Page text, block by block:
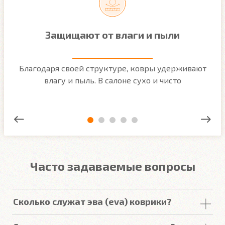
Защищают от влаги и пыли
Благодаря своей структуре, ковры удерживают
влагу и пыль. В салоне сухо и чисто
Часто задаваемые вопросы
Сколько служат эва (eva) коврики?